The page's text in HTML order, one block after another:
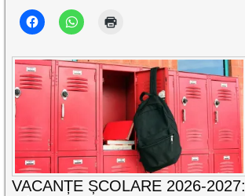
VACANȚE ȘCOLARE 2026-2027: